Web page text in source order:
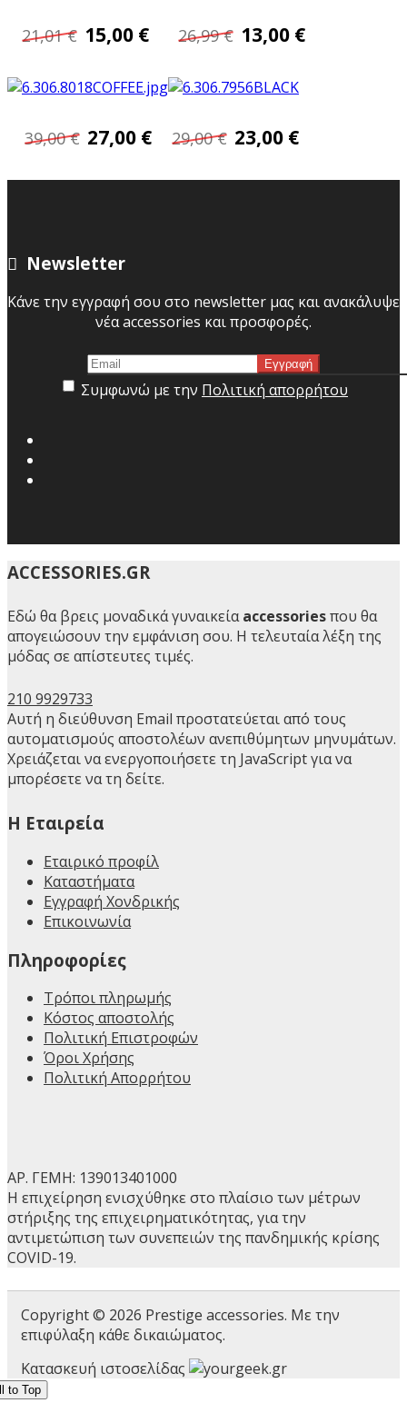
21,01 € 15,00 € 26,99 € 13,00 €
39,00 € 27,00 € 29,00 € 23,00 €
Newsletter
Κάνε την εγγραφή σου στο newsletter μας και ανακάλυψε
νέα accessories και προσφορές.
Συμφωνώ με την Πολιτική απορρήτου
ACCESSORIES.GR
Εδώ θα βρεις μοναδικά γυναικείαaccessoriesπου θα
απογειώσουν την εμφάνιση σου. Η τελευταία λέξη της
μόδας σε απίστευτες τιμές.
210 9929733
Αυτή η διεύθυνση Email προστατεύεται από τους
αυτοματισμούς αποστολέων ανεπιθύμητων μηνυμάτων.
Χρειάζεται να ενεργοποιήσετε τη JavaScript για να
μπορέσετε να τη δείτε.
H Εταιρεία
Εταιρικό προφίλ
Καταστήματα
Εγγραφή Χονδρικής
Επικοινωνία
Πληροφορίες
Τρόποι πληρωμής
Κόστος αποστολής
Πολιτική Επιστροφών
Όροι Χρήσης
Πολιτική Απορρήτου
ΑΡ. ΓΕΜΗ: 139013401000
Η επιχείρηση ενισχύθηκε στο πλαίσιο των μέτρων
στήριξης της επιχειρηματικότητας, για την
αντιμετώπιση των συνεπειών της πανδημικής κρίσης
COVID-19.
Copyright © 2026 Prestige accessories. Με την
επιφύλαξη κάθε δικαιώματος.
Κατασκευή ιστοσελίδας
to Top